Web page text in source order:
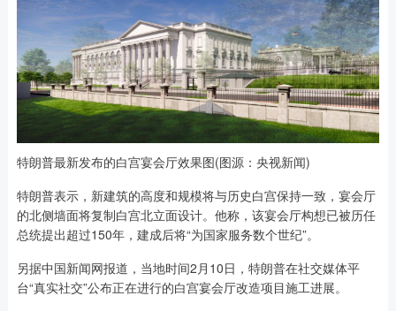
特朗普最新发布的白宫宴会厅效果图(图源：央视新闻)
特朗普表示，新建筑的高度和规模将与历史白宫保持一致，宴会厅
的北侧墙面将复制白宫北立面设计。他称，该宴会厅构想已被历任
总统提出超过150年，建成后将“为国家服务数个世纪”。
另据中国新闻网报道，当地时间2月10日，特朗普在社交媒体平
台“真实社交”公布正在进行的白宫宴会厅改造项目施工进展。